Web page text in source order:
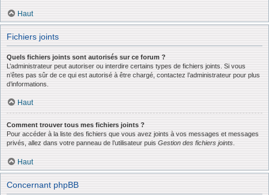
Haut
Fichiers joints
Quels fichiers joints sont autorisés sur ce forum ?
L’administrateur peut autoriser ou interdire certains types de fichiers joints. Si vous
n’êtes pas sûr de ce qui est autorisé à être chargé, contactez l’administrateur pour plus
d’informations.
Haut
Comment trouver tous mes fichiers joints ?
Pour accéder à la liste des fichiers que vous avez joints à vos messages et messages
privés, allez dans votre panneau de l’utilisateur puis Gestion des fichiers joints
Haut
Concernant phpBB